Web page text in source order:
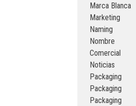
Marca Blanca
Marketing
Naming
Nombre
Comercial
Noticias
Packaging
Packaging
Packaging